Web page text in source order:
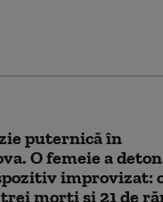
puternică în
O femeie a
improvizat:
morți și 21 de